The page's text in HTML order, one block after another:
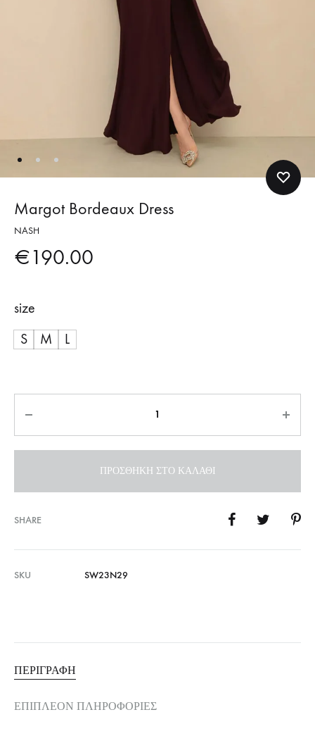
Margot Bordeaux Dress
NASH
€190.00
size
S
M L
ΠΡΟΣΘΉΚΗ ΣΤΟ ΚΑΛΆΘΙ
SHARE
SKU SW23N29
ΠΕΡΙΓΡΑΦΉ
ΕΠΙΠΛΈΟΝ ΠΛΗΡΟΦΟΡΊΕΣ